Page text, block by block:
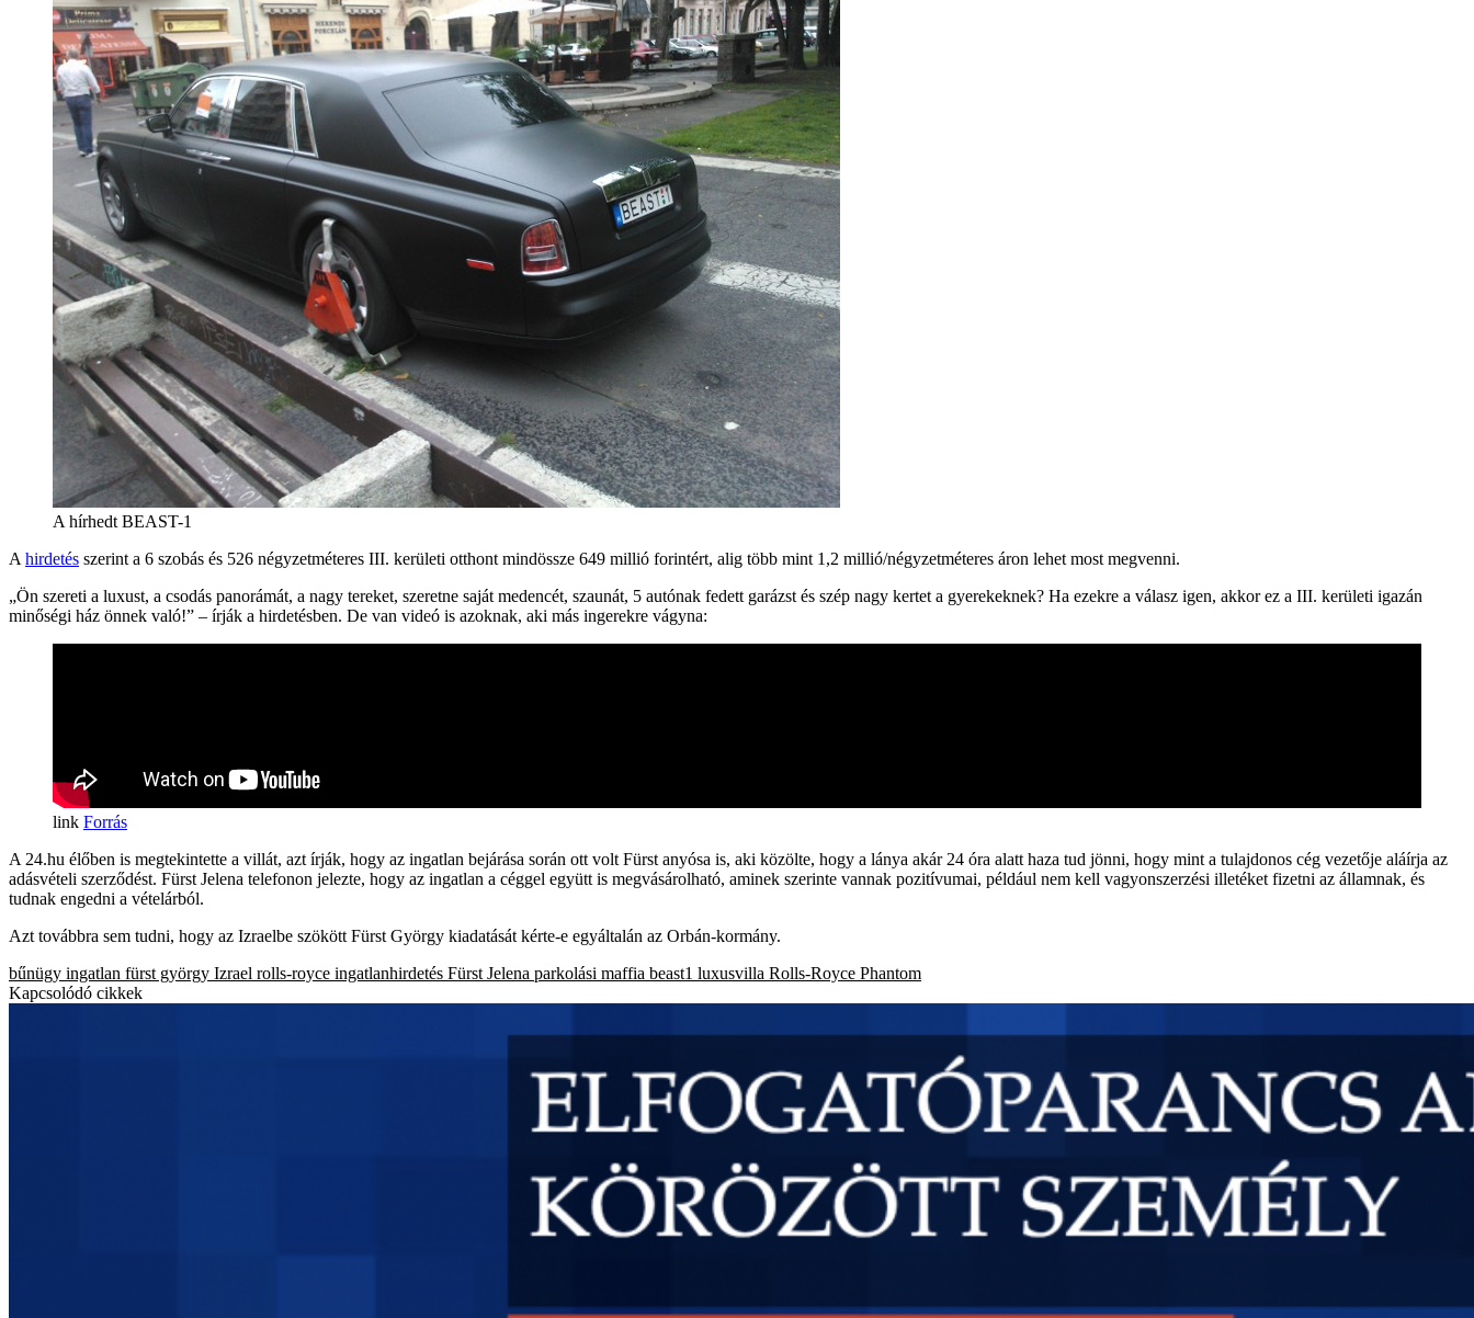
A hírhedt BEAST-1
A hirdetés szerint a 6 szobás és 526 négyzetméteres III. kerületi otthont mindössze 649 millió forintért, alig több mint 1,2 millió/négyzetméteres áron lehet most megvenni.
„Ön szereti a luxust, a csodás panorámát, a nagy tereket, szeretne saját medencét, szaunát, 5 autónak fedett garázst és szép nagy kertet a gyerekeknek? Ha ezekre a válasz igen, akkor ez a III. kerületi igazán
minőségi ház önnek való!” – írják a hirdetésben. De van videó is azoknak, aki más ingerekre vágyna:
Forrás
A 24.hu élőben is megtekintette a villát, azt írják, hogy az ingatlan bejárása során ott volt Fürst anyósa is, aki közölte, hogy a lánya akár 24 óra alatt haza tud jönni, hogy mint a tulajdonos cég vezetője aláírja az
adásvételi szerződést. Fürst Jelena telefonon jelezte, hogy az ingatlan a céggel együtt is megvásárolható, aminek szerinte vannak pozitívumai, például nem kell vagyonszerzési illetéket fizetni az államnak, és
tudnak engedni a vételárból.
Azt továbbra sem tudni, hogy az Izraelbe szökött Fürst György kiadatását kérte-e egyáltalán az Orbán-kormány.
bűnügy ingatlan fürst györgy Izrael rolls-royce ingatlanhirdetés Fürst Jelena parkolási maffia beast1 luxusvilla Rolls-Royce Phantom
Kapcsolódó cikkek